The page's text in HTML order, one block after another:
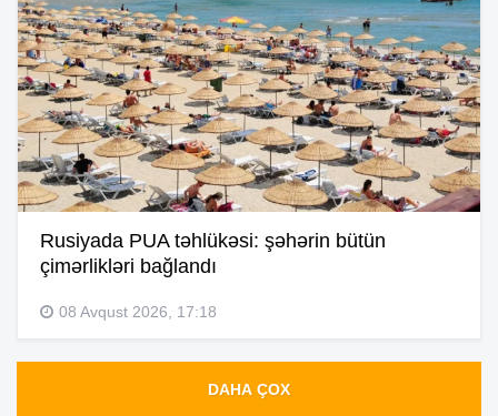
Rusiyada PUA təhlükəsi: şəhərin bütün
çimərlikləri bağlandı
08 Avqust 2026, 17:18
DAHA ÇOX